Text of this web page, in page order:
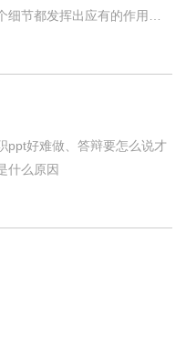
节都发挥出应有的作用。
字，想要获得一个好的网
搭配起来，让每个元素都
ppt好难做、答辩要怎么说才
什么原因